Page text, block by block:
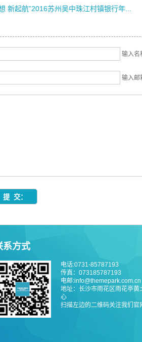
新起航”2016苏州吴中珠江村镇银行年...
输入名
输入邮
系方式
电话:0731-85787193
传真：073185787193
电邮:info@themepark.com.cn
地址：长沙市雨花区雨花亭黄
心
扫描左边的二维码关注我们官